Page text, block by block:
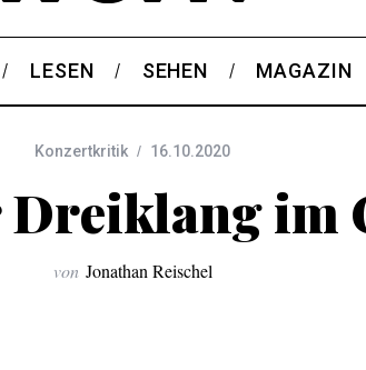
LESEN SEHEN MAGAZIN
Konzertkritik 16.10.2020
Dreiklang im
von Jonathan Reischel